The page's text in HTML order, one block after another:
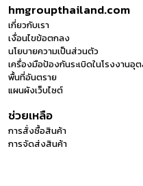
hmgroupthailand.com
เกี่ยวกับเรา
เงื่อนไขข้อตกลง
นโยบายความเป็นส่วนตัว
เครื่องมือป้องกันระเบิดในโรงงาน
พื้นที่อันตราย
แผนผังเว็บไซต์
ช่วยเหลือ
การสั่งซื้อสินค้า
การจัดส่งสินค้า